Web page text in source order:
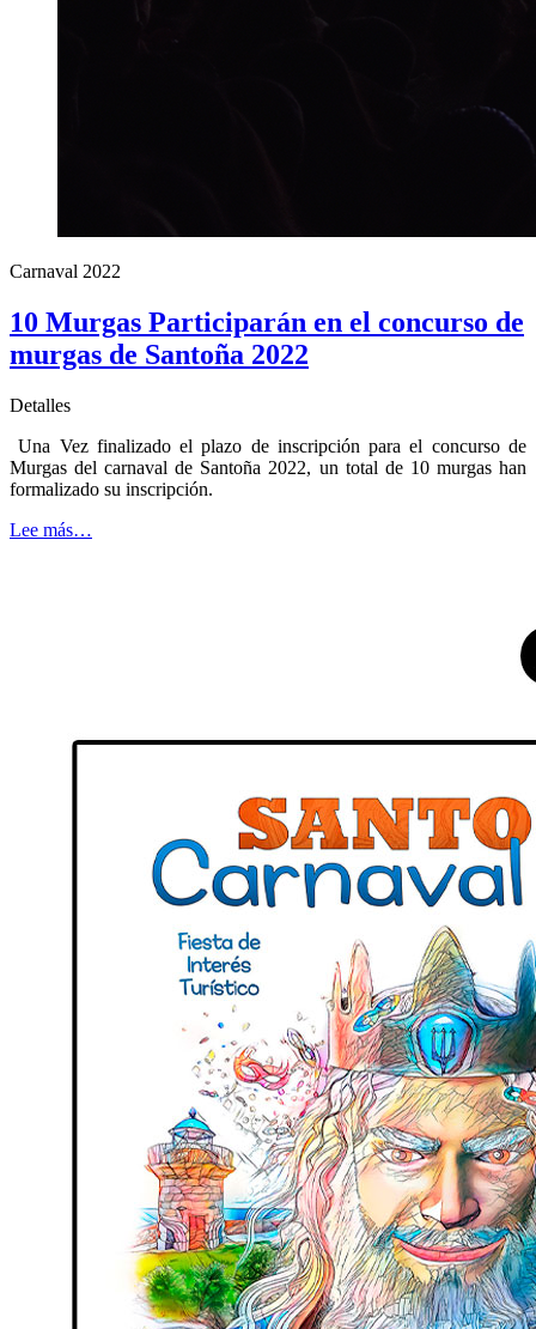
Carnaval 2022
10 Murgas Participarán en el concurso de
murgas de Santoña 2022
Detalles
Una Vez finalizado el plazo de inscripción para el concurso de
Murgas del carnaval de Santoña 2022, un total de 10 murgas han
formalizado su inscripción.
Lee más…